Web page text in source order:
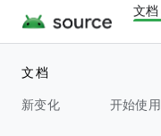
文档
文档
新变化
开始使用
测试